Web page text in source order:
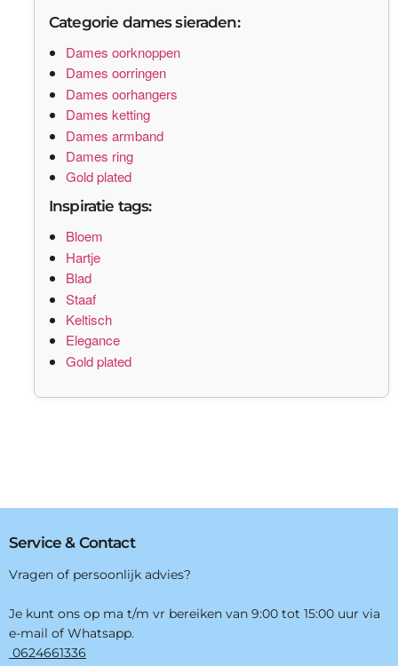
Categorie dames sieraden:
Dames oorknoppen
Dames oorringen
Dames oorhangers
Dames ketting
Dames armband
Dames ring
Gold plated
Inspiratie tags:
Bloem
Hartje
Blad
Staaf
Keltisch
Elegance
Gold plated
Service & Contact
Vragen of persoonlijk advies?
Je kunt ons op ma t/m vr bereiken van 9:00 tot 15:00 uur via
e-mail of Whatsapp.
0624661336